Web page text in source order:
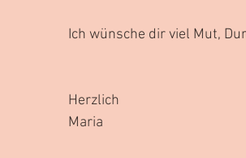
Ich wünsche dir viel Mut,
Herzlich
Maria